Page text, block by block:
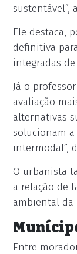
sustentável”,
Ele destaca,
definitiva
integradas
Já o
avaliação
alternativas
solucionam
intermodal”,
O urbanista
a relação de
ambiental da
Entre